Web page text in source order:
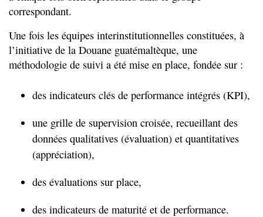
correspondant.
Une fois les équipes interinstitutionnelles constituées, à
l’initiative de la Douane guatémaltèque, une
méthodologie de suivi a été mise en place, fondée sur :
des indicateurs clés de performance intégrés (KPI),
une grille de supervision croisée, recueillant des
données qualitatives (évaluation) et quantitatives
(appréciation),
des évaluations sur place,
des indicateurs de maturité et de performance.